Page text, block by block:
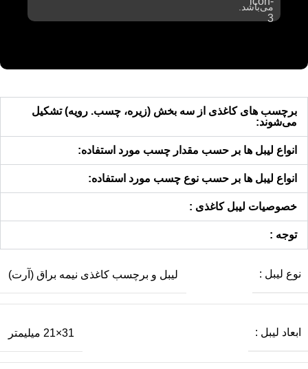
می‌باشد.
برچسب های کاغذی از سه بخش (زیره، چسب. رویه) تشکیل
می‌شوند:
انواع لیبل ها بر حسب مقدار چسب مورد استفاده:
انواع لیبل ها بر حسب نوع چسب مورد استفاده:
خصوصیات لیبل کاغذی :
توجه :
نوع لیبل : لیبل و برچسب کاغذی نیمه براق (آرت)
ابعاد لیبل : 31×21 میلیمتر